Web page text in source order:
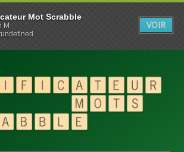
Mot Scrabble
M
VOIR